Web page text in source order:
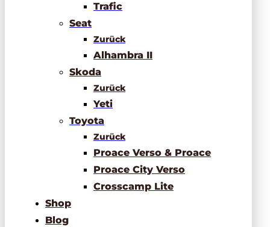
Trafic
Seat
Zurück
Alhambra II
Skoda
Zurück
Yeti
Toyota
Zurück
Proace Verso & Proace
Proace City Verso
Crosscamp Lite
Shop
Blog